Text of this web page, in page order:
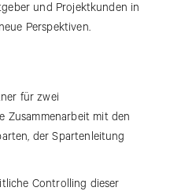
und Projektkunden in
Perspektiven.
für zwei
Zusammenarbeit mit den
der Spartenleitung
Controlling dieser